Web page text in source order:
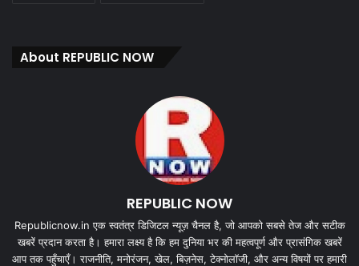
About REPUBLIC NOW
REPUBLIC NOW
Republicnow.in एक स्वतंत्र डिजिटल न्यूज़ चैनल है, जो आपको सबसे तेज और सटीक
खबरें प्रदान करता है। हमारा लक्ष्य है कि हम दुनिया भर की महत्वपूर्ण और प्रासंगिक खबरें
आप तक पहुँचाएँ। राजनीति, मनोरंजन, खेल, बिज़नेस, टेक्नोलॉजी, और अन्य विषयों पर हमारी